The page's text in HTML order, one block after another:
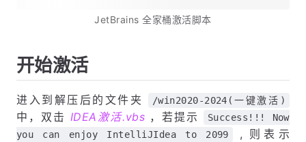
JetBrains 全家桶激活脚本
开始激活
进入到解压后的文件夹 /win2020-2024(一键激活)
中，双击 IDEA激活.vbs ，若提示
Success!!! Now
you can enjoy IntelliJIdea to 2099
, 则表示